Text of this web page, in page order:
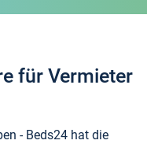
für Vermieter
- Beds24 hat die